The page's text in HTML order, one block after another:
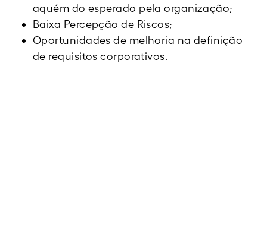
aquém do esperado pela organização;
Baixa Percepção de Riscos;
Oportunidades de melhoria na definição
de requisitos corporativos.